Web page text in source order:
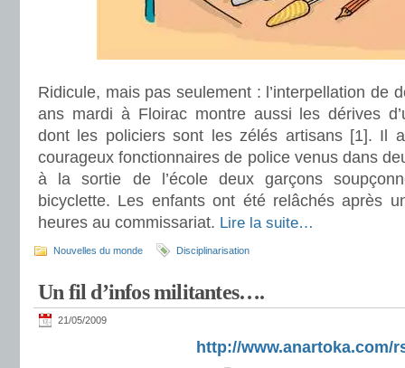
Ridicule, mais pas seulement : l’interpellation de
ans mardi à Floirac montre aussi les dérives
dont les policiers sont les zélés artisans [1]. Il
courageux fonctionnaires de police venus dans
à la sortie de l’école deux garçons
bicyclette. Les enfants ont été relâchés après
heures au commissariat. Lire la suite…
Nouvelles du monde Disciplinarisation
Un fil d’infos militantes….
21/05/2009
http://www.anartoka.com/